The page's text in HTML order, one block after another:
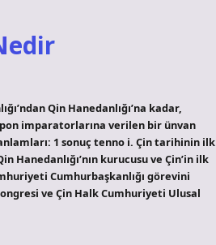
Qin Hanedanlığı’na kadar,
imparatorlarına verilen bir ünvan
1 sonuç tenno i. Çin tarihinin ilk
Hanedanlığı’nın kurucusu ve Çin’in ilk
Cumhurbaşkanlığı görevini
ve Çin Halk Cumhuriyeti Ulusal